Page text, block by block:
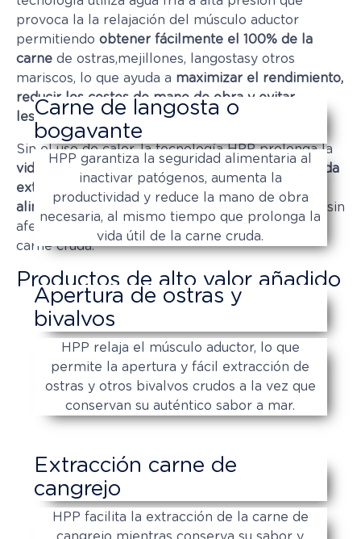
provoca la la relajación del músculo aductor
permitiendo obtener fácilmente el 100% de la
carne de ostras,mejillones, langostasy otros
mariscos, lo que ayuda a maximizar el rendimiento,
reducir los costes de mano de obra y evitar
lesiones a los operarios.
Sin el uso de calor, la tecnología HPP prolonga la
vida útil hasta 21 días de la carne de marisco cruda
extraída.
Asimismo,
garantiza la seguridad
alimentaria
controlar virus, bacterias y parásitos sin
afectar a la frescura y el sabor naturales de la
carne cruda.
Productos de alto valor añadido
Carne de langosta o
bogavante
HPP garantiza la seguridad alimentaria al
inactivar patógenos, aumenta la
productividad y reduce la mano de obra
necesaria, al mismo tiempo que prolonga la
vida útil de la carne cruda.
Apertura de ostras y
bivalvos
HPP relaja el músculo aductor, lo que
permite la apertura y fácil extracción de
ostras y otros bivalvos crudos a la vez que
conservan su auténtico sabor a mar.
Extracción carne de
cangrejo
HPP facilita la extracción de la carne de
cangrejo mientras conserva su sabor y